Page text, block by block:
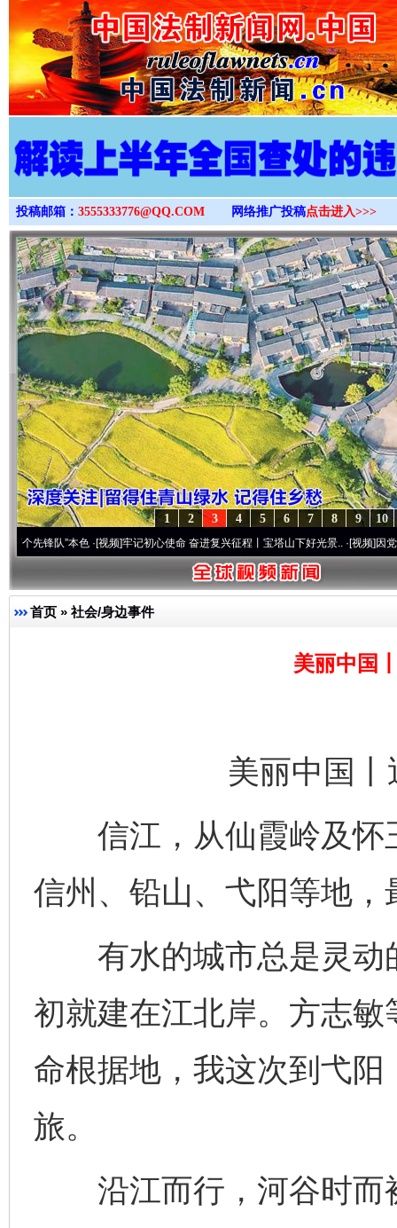
>
投稿邮箱： 3555333776@QQ.COM 网络推广投稿点击进入>>>
10
9
8
7
6
5
4
3
2
1
”本色·[视频]牢记初心使命 奋进复兴征程丨宝塔山下好光景..·[视频]因党而生 为党
首页 » 社会/身边事件
美丽中国
美丽中国
信江，从仙霞岭及怀
信州、铅山、弋阳等地
有水的城市总是灵动
初就建在江北岸。方志
命根据地，我这次到弋
旅。
沿江而行，河谷时而